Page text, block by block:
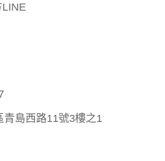
青島西路11號3樓之1